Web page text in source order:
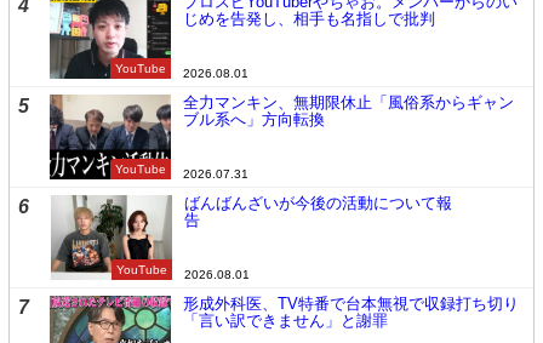
4
YouTube
じめを告発し、相手も名指しで批判
2026.08.01
5
YouTube
全力マンキン、無期限休止「風俗系からギャン
ブル系へ」方向転換
2026.07.31
6
YouTube
ばんばんざいが今後の活動について報
告
2026.08.01
7
形成外科医、TV特番で台本無視で収録打ち切り
「言い訳できません」と謝罪